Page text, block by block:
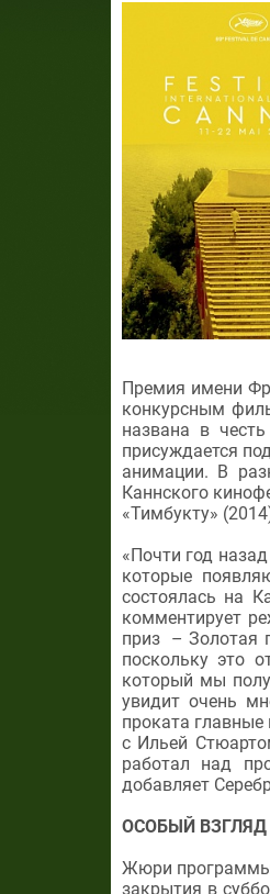
Премия имени
конкурсным
названа в
присуждается
анимации. В
Каннского
«Тимбукту»
«Почти год
которые
состоялась на
комментирует
приз – Золотая
поскольку это
который мы
увидит очень
проката
с Ильей
работал над
добавляет
ОСОБЫЙ ВЗГЛЯД
Жюри программы
закрытия в